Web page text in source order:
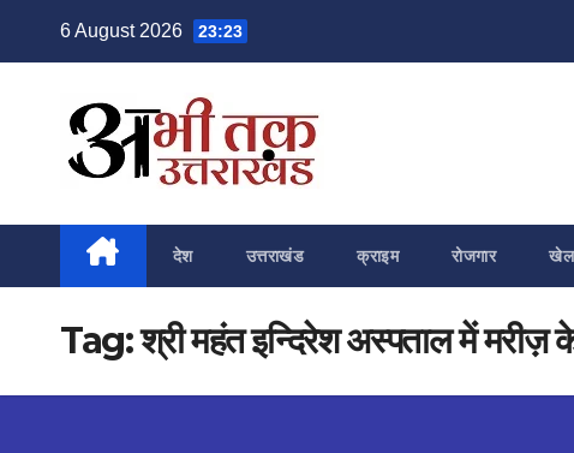
6 August 2026 23:23
देश उत्तराखंड क्राइम रोजगार खेल
Tag:श्री महंत इन्दिरेश अस्पताल में